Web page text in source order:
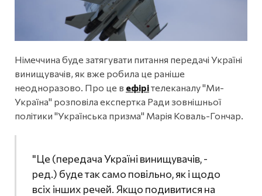
Німеччина буде затягувати питання передачі Україні
винищувачів, як вже робила це раніше
неодноразово. Про це в ефірітелеканалу "Ми-
Україна" розповіла експертка Ради зовнішньої
політики "Українська призма" Марія Коваль-Гончар.
"Це (передача Україні винищувачів, -
ред.) буде так само повільно, як і щодо
всіх інших речей. Якщо подивитися на